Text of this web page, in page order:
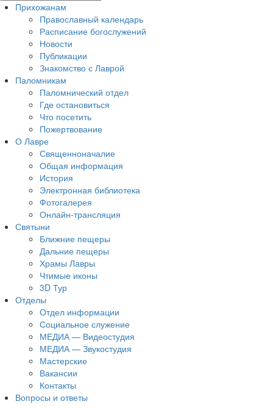
Прихожанам
Православный календарь
Расписание богослужений
Новости
Публикации
Знакомство с Лаврой
Паломникам
Паломнический отдел
Где остановиться
Что посетить
Пожертвование
О Лавре
Священноначалие
Общая информация
История
Электронная библиотека
Фотогалерея
Онлайн-трансляция
Святыни
Ближние пещеры
Дальние пещеры
Храмы Лавры
Чтимые иконы
3D Тур
Отделы
Отдел информации
Социальное служение
МЕДИА — Видеостудия
МЕДИА — Звукостудия
Мастерские
Вакансии
Контакты
Вопросы и ответы